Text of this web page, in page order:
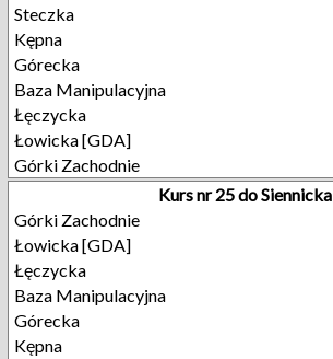
Steczka
Kępna
Górecka
Baza Manipulacyjna
Łęczycka
Łowicka [GDA]
Górki Zachodnie
Kurs nr 25 do Siennicka
Górki Zachodnie
Łowicka [GDA]
Łęczycka
Baza Manipulacyjna
Górecka
Kępna